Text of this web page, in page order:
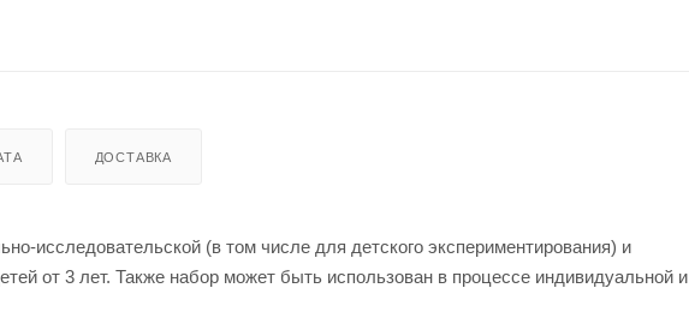
ДОСТАВКА
исследовательской (в том числе для детского экспериментирования) и
от 3 лет. Также набор может быть использован в процессе индивидуальной и